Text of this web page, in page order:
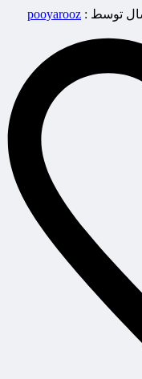
توسط : pooyarooz